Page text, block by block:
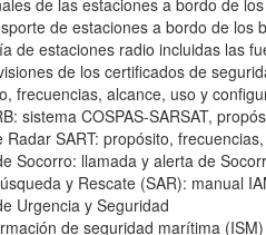
de las estaciones a bordo de
de estaciones a bordo de los
de estaciones radio incluidas las
de los certificados de
frecuencias, alcance, uso y
sistema COSPAS-SARSAT,
SART: propósito,
Socorro: llamada y alerta de
y Rescate (SAR): manual
Urgencia y Seguridad
de seguridad marítima (ISM)